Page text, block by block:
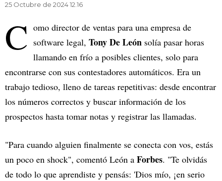
25 Octubre de 2024 12.16
C omo director de ventas para una empresa de
software legal, Tony De León solía pasar horas
llamando en frío a posibles clientes, solo para
encontrarse con sus contestadores automáticos. Era un
trabajo tedioso, lleno de tareas repetitivas: desde encontrar
los números correctos y buscar información de los
prospectos hasta tomar notas y registrar las llamadas.
"Para cuando alguien finalmente se conecta con vos, estás
un poco en shock", comentó León a Forbes. "Te olvidás
de todo lo que aprendiste y pensás: 'Dios mío, ¡en serio